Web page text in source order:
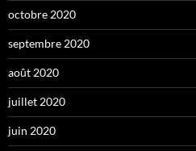
octobre 2020
septembre 2020
août 2020
juillet 2020
juin 2020